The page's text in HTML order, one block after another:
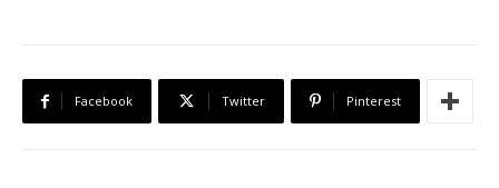
Facebook Twitter Pinterest